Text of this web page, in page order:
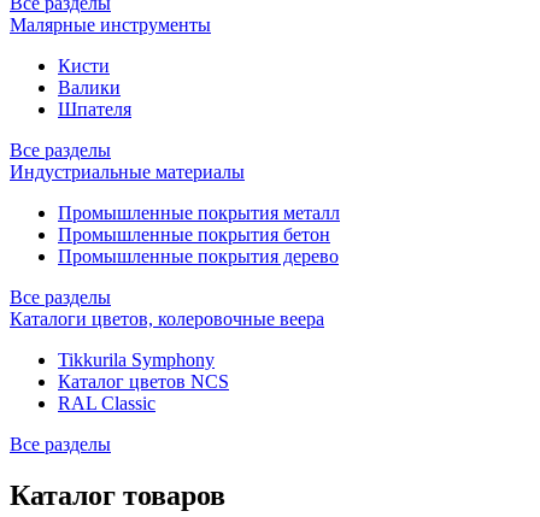
Малярные инструменты
Кисти
Валики
Шпателя
Все разделы
Индустриальные материалы
Промышленные покрытия металл
Промышленные покрытия бетон
Промышленные покрытия дерево
Все разделы
Каталоги цветов, колеровочные веера
Tikkurila Symphony
Каталог цветов NCS
RAL Classic
Все разделы
Каталог товаров